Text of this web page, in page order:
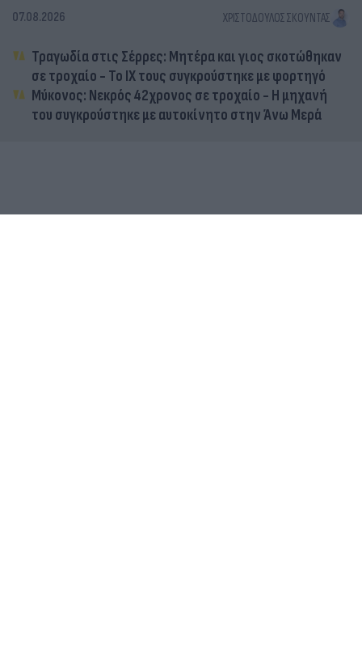
07.08.2026 ΧΡΙΣΤΌΔΟΥΛΟΣ ΣΚΟΎΝΤΑΣ
Τραγωδία στις Σέρρες: Μητέρα και γιος σκοτώθηκαν
σε τροχαίο - Το ΙΧ τους συγκρούστηκε με φορτηγό
Μύκονος: Νεκρός 42χρονος σε τροχαίο - Η μηχανή
του συγκρούστηκε με αυτοκίνητο στην Άνω Μερά